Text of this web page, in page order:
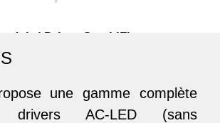
/ Driver Geo LiFi
une gamme complète
AC-LED (sans